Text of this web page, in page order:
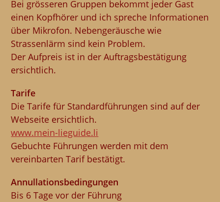
Bei grösseren Gruppen bekommt jeder Gast
einen Kopfhörer und ich spreche Informationen
über Mikrofon. Nebengeräusche wie
Strassenlärm sind kein Problem.
Der Aufpreis ist in der Auftragsbestätigung
ersichtlich.
Tarife
Die Tarife für Standardführungen sind auf der
Webseite ersichtlich.
www.mein-lieguide.li
Gebuchte Führungen werden mit dem
vereinbarten Tarif bestätigt.
Annullationsbedingungen
Bis 6 Tage vor der Führung